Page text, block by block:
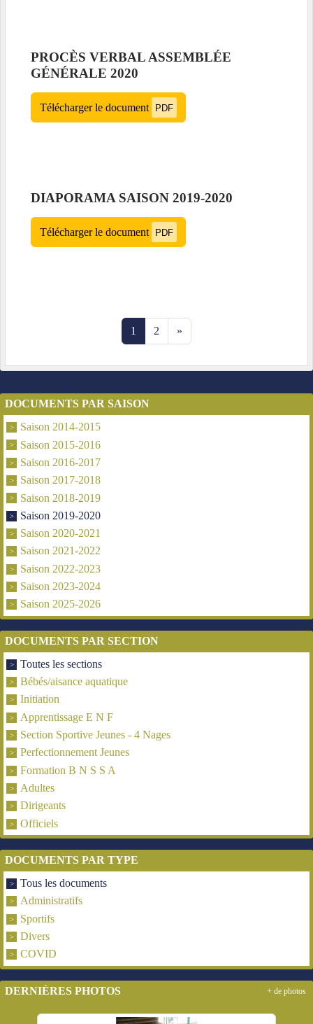
PROCÈS VERBAL ASSEMBLÉE
GÉNÉRALE 2020
Télécharger le document PDF
DIAPORAMA SAISON 2019-2020
Télécharger le document PDF
1 2 »
DOCUMENTS PAR SAISON
Saison 2014-2015
Saison 2015-2016
Saison 2016-2017
Saison 2017-2018
Saison 2018-2019
Saison 2019-2020
Saison 2020-2021
Saison 2021-2022
Saison 2022-2023
Saison 2023-2024
Saison 2025-2026
DOCUMENTS PAR SECTION
Toutes les sections
Bébés/aisance aquatique
Initiation
Apprentissage E N F
Section Sportive Jeunes - 4 Nages
Perfectionnement Jeunes
Formation B N S S A
Adultes
Dirigeants
Officiels
DOCUMENTS PAR TYPE
Tous les documents
Administratifs
Sportifs
Divers
COVID
DERNIÈRES PHOTOS + de photos